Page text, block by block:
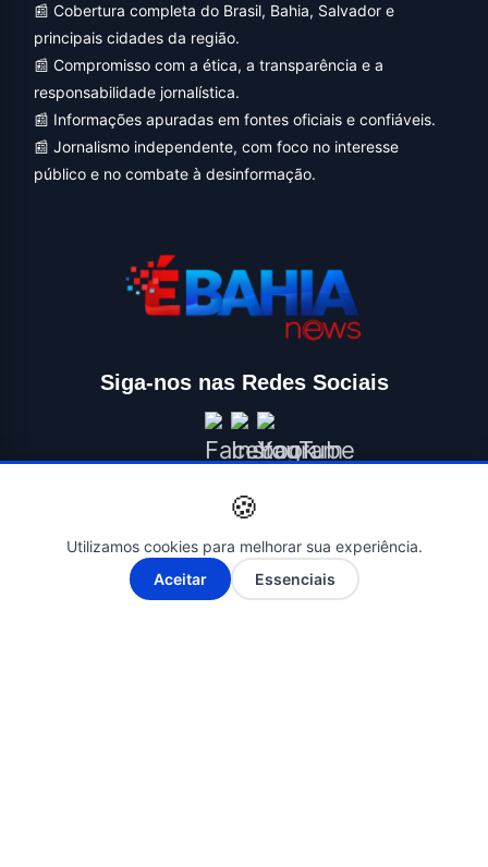
📰 Cobertura completa do Brasil, Bahia, Salvador e
principais cidades da região.
📰 Compromisso com a ética, a transparência e a
responsabilidade jornalística.
📰 Informações apuradas em fontes oficiais e confiáveis.
📰 Jornalismo independente, com foco no interesse
público e no combate à desinformação.
Siga-nos nas Redes Sociais
A- A+
🍪
Utilizamos cookies para melhorar sua experiência.
Aceitar
Essenciais